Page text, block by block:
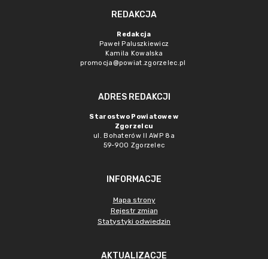
REDAKCJA
Redakcja
Paweł Paluszkiewicz
Kamila Kowalska
promocja@powiat.zgorzelec.pl
ADRES REDAKCJI
Starostwo Powiatowe w
Zgorzelcu
ul. Bohaterów II AWP 8a
59-900 Zgorzelec
INFORMACJE
Mapa strony
Rejestr zmian
Statystyki odwiedzin
AKTUALIZACJE